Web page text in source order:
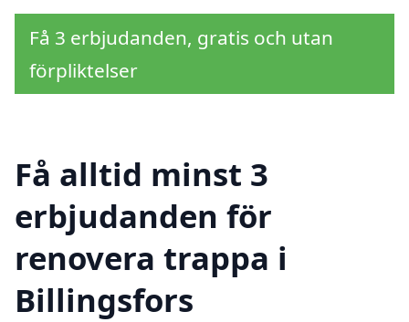
Få 3 erbjudanden, gratis och utan
förpliktelser
Få alltid minst 3
erbjudanden för
renovera trappa i
Billingsfors